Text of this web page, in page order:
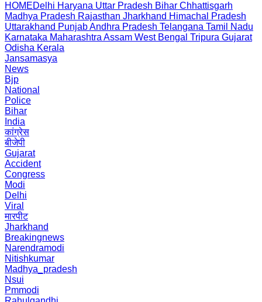
HOMEDelhi Haryana Uttar Pradesh Bihar Chhattisgarh
Madhya Pradesh Rajasthan Jharkhand Himachal Pradesh
Uttarakhand PunjabAndhra Pradesh Telangana Tamil Nadu
Karnataka Maharashtra Assam West Bengal Tripura Gujarat
Odisha Kerala
Jansamasya
News
Bjp
National
Police
Bihar
India
कांग्रेस
बीजेपी
Gujarat
Accident
Congress
Modi
Delhi
Viral
मारपीट
Jharkhand
Breakingnews
Narendramodi
Nitishkumar
Madhya_pradesh
Nsui
Pmmodi